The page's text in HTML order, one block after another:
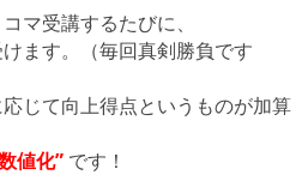
マ受講するたびに、
ます。（毎回真剣勝負です
じて向上得点というものが加算
値化” です！